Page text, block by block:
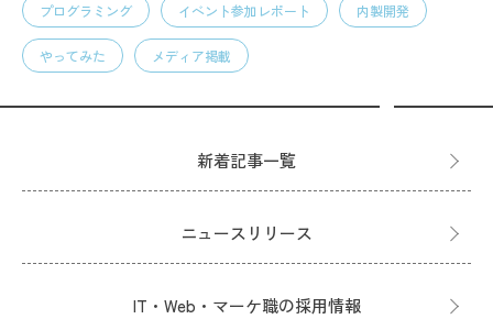
プログラミング イベント参加レポート 内製開発
やってみた メディア掲載
新着記事一覧
ニュースリリース
IT・Web・マーケ職の採用情報